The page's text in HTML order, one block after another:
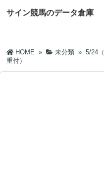
サイン競馬のデータ倉庫
HOME » 未分類 » 5/24
重付）